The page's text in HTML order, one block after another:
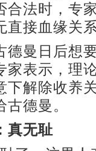
合法时，专
直接血缘关
曼日后想要
家表示，理
下解除收养
德曼。
无耻